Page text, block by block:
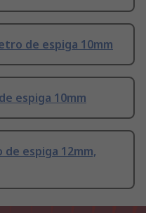
de espiga 10mm
espiga 10mm
espiga 12mm,